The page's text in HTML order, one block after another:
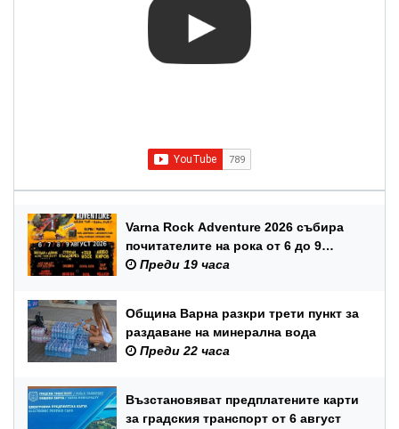
Varna Rock Adventure 2026 събира
почитателите на рока от 6 до 9
август в Аспарухов парк
Преди 19 часа
Община Варна разкри трети пункт за
раздаване на минерална вода
Преди 22 часа
Възстановяват предплатените карти
за градския транспорт от 6 август